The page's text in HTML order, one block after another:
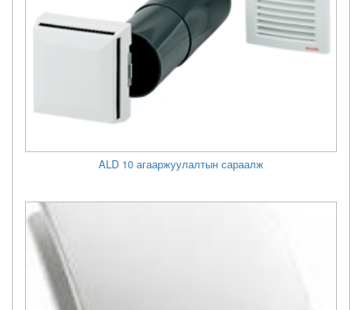
ALD 10 агааржуулалтын сараалж